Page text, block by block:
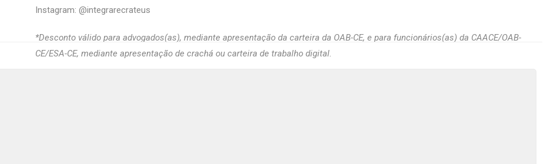
Instagram: @‌integrarecrateus
*Desconto válido para advogados(as), mediante apresentação da carteira da OAB-CE, e para funcionários(as) da CAACE/OAB-
CE/ESA-CE, mediante apresentação de crachá ou carteira de trabalho digital.